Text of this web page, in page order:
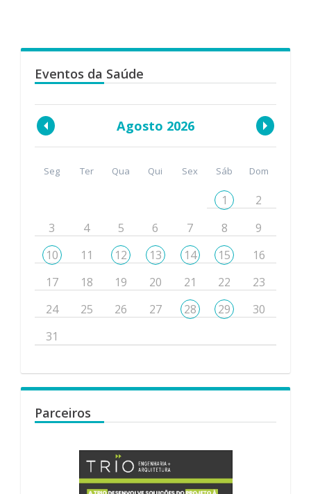
Eventos da Saúde
Agosto 2026
Seg Ter Qua Qui Sex Sáb Dom
1
2
3
4 5 6 7 8
9
10
11 12 13 14 15
16
17
18 19 20 21 22
23
24
25 26 27 28 29
30
31
Parceiros